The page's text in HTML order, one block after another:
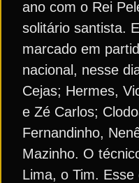
ano com o Rei
solitário santista.
marcado em
nacional, nesse
Cejas; Hermes,
e Zé Carlos;
Fernandinho,
Mazinho. O
Lima, o Tim.